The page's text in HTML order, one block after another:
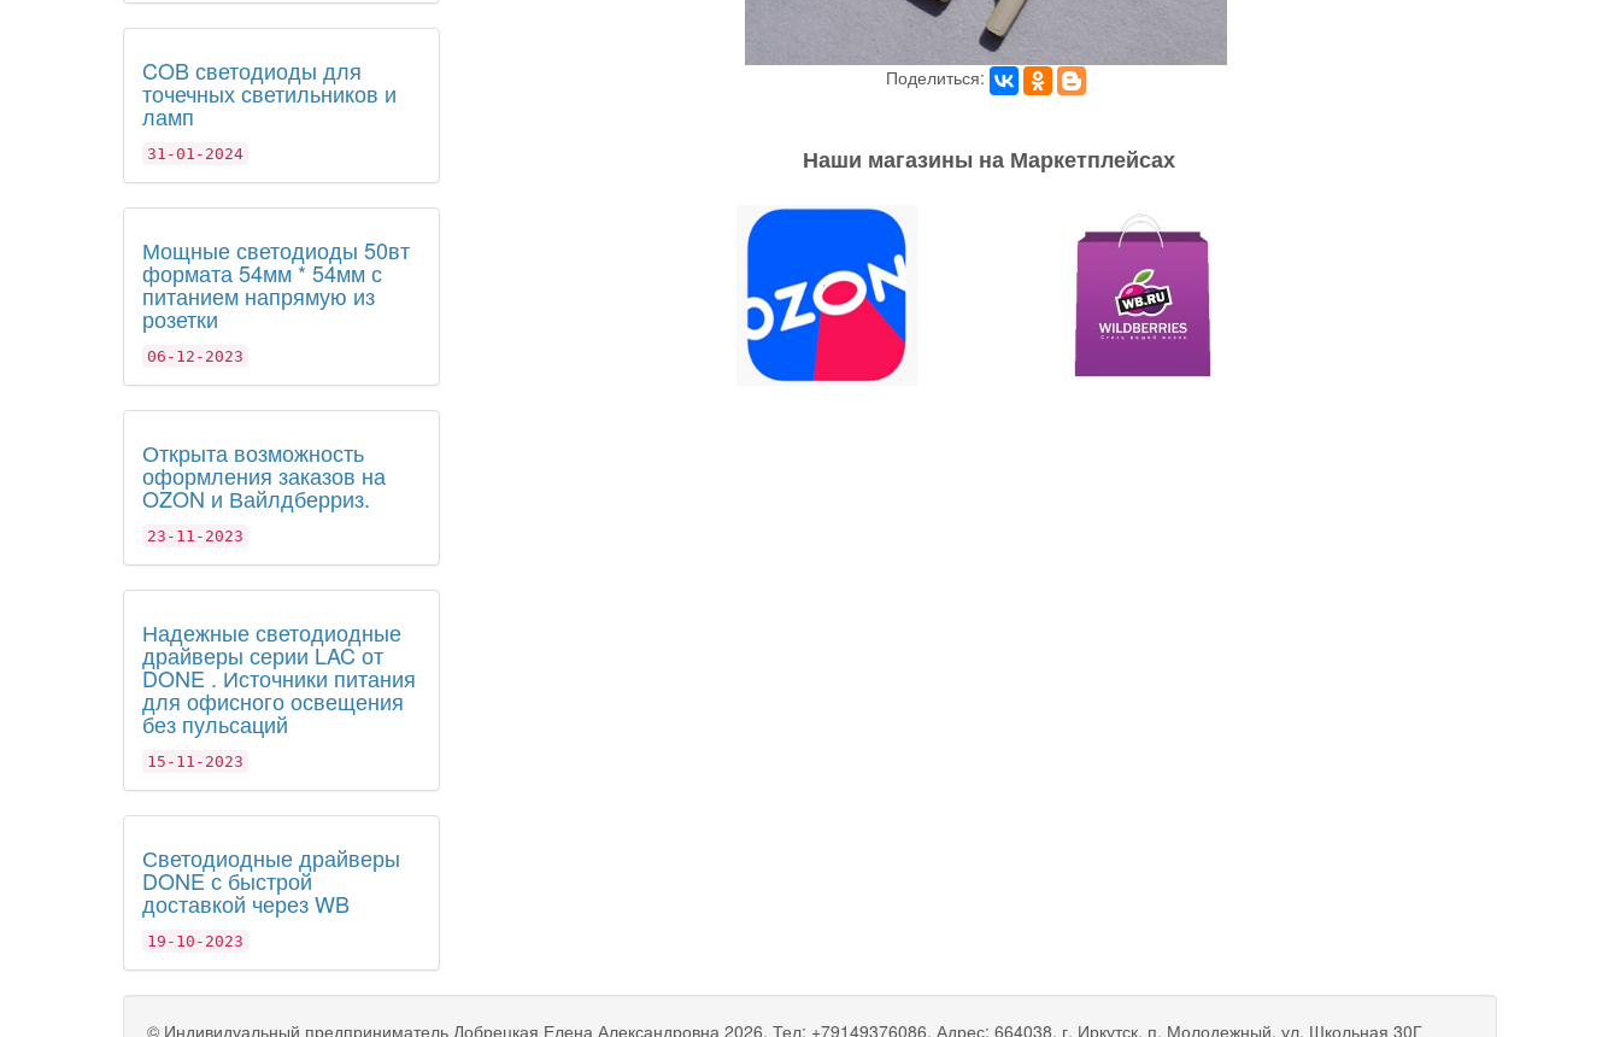
COB светодиоды для
точечных светильников и
ламп
31-01-2024
Мощные светодиоды 50вт
формата 54мм * 54мм с
питанием напрямую из
розетки
06-12-2023
Открыта возможность
оформления заказов на
OZON и Вайлдберриз.
23-11-2023
Надежные светодиодные
драйверы серии LAC от
DONE . Источники питания
для офисного освещения
без пульсаций
15-11-2023
Светодиодные драйверы
DONE с быстрой
доставкой через WB
19-10-2023
Поделиться:
Наши магазины на Маркетплейсах
© Индивидуальный предприниматель Добрецкая Елена Александровна 2026, Тел: +79149376086, Адрес: 664038, г. Иркутск, п. Молодежный, ул. Школьная 30Г